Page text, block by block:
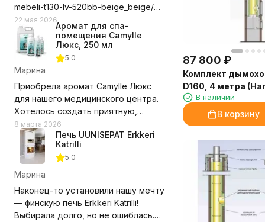
87 800 ₽
Комплект
D160, 4 метра
В наличии
В корзину
mebeli-t130-lv-520bb-beige_beige/
Долго выбирала где приобрести
этот комплект мебели, сравнивала
цены с учетом доставки. Выбор
компании оказался правильным.
Доставили в срок, удобное для нас
время, помогли с разгрузкой.
Замечаний нет! Рекомендую и
компанию и выбранный нами
комплект мебели.
Недостатки - Пока не обнаружили.
22 мая 2026
Аромат для спа-
помещения Camylle
Люкс, 250 мл
5.0
Марина
Приобрела аромат Camylle Люкс
для нашего медицинского центра.
Хотелось создать приятную,
располагающую атмосферу для
пациентов, но при этом без резких
запахов. Этот аромат превзошёл
ожидания!
Состав из эфирных масел каяпута,
гваякового дерева, мяты и
эвкалипта даёт именно тот эффект,
8 марта 2026
Печь UUNISEPAT Erkkeri
Katrilli
5.0
Марина
Наконец-то установили нашу мечту
— финскую печь Erkkeri Katrilli!
Выбирала долго, но не ошиблась.